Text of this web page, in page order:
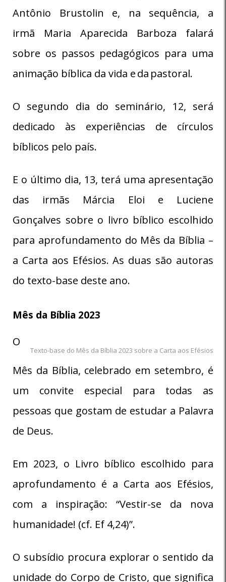
Antônio Brustolin e, na sequência, a
irmã Maria Aparecida Barboza falará
sobre os passos pedagógicos para uma
animação bíblica da vida e da pastoral.
O segundo dia do seminário, 12, será
dedicado às experiências de círculos
bíblicos pelo país.
E o último dia, 13, terá uma apresentação
das irmãs Márcia Eloi e Luciene
Gonçalves sobre o livro bíblico escolhido
para aprofundamento do Mês da Bíblia –
a Carta aos Efésios. As duas são autoras
do texto-base deste ano.
Mês da Bíblia 2023
Texto-base do Mês da Bíblia 2023 sobre a Carta aos Efésios
O
Mês da Bíblia, celebrado em setembro, é
um convite especial para todas as
pessoas que gostam de estudar a Palavra
de Deus.
Em 2023, o Livro bíblico escolhido para
aprofundamento é a Carta aos Efésios,
com a inspiração: “Vestir-se da nova
humanidade! (cf. Ef 4,24)”.
O subsídio procura explorar o sentido da
unidade do Corpo de Cristo, que significa